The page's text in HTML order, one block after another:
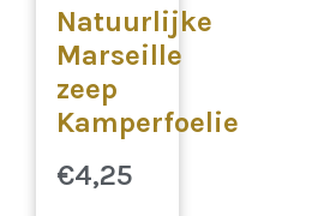
Natuurlijke
Marseille
zeep
Kamperfoelie
€4,25